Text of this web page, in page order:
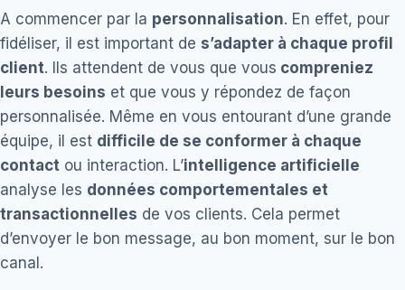
A commencer par la personnalisation. En effet, pour
fidéliser, il est important de s’adapter à chaque profil
client. Ils attendent de vous que vous compreniez
leurs besoins et que vous y répondez de façon
personnalisée. Même en vous entourant d’une grande
équipe, il est difficile de se conformer à chaque
contact ou interaction. L’intelligence artificielle
analyse les données comportementales et
transactionnelles de vos clients. Cela permet
d’envoyer le bon message, au bon moment, sur le bon
canal.